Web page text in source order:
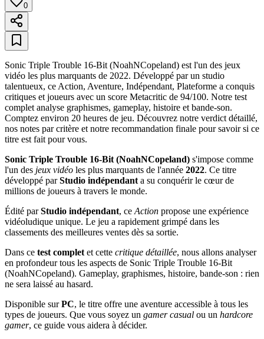
0
Sonic Triple Trouble 16-Bit (NoahNCopeland) est l'un des jeux
vidéo les plus marquants de 2022. Développé par un studio
talentueux, ce Action, Aventure, Indépendant, Plateforme a conquis
critiques et joueurs avec un score Metacritic de 94/100. Notre test
complet analyse graphismes, gameplay, histoire et bande-son.
Comptez environ 20 heures de jeu. Découvrez notre verdict détaillé,
nos notes par critère et notre recommandation finale pour savoir si ce
titre est fait pour vous.
Sonic Triple Trouble 16-Bit (NoahNCopeland) s'impose comme
l'un des jeux vidéo les plus marquants de l'année 2022. Ce titre
développé parStudio indépendant a su conquérir le cœur de
millions de joueurs à travers le monde.
Édité parStudio indépendant, ce Action propose une expérience
vidéoludique unique. Le jeu a rapidement grimpé dans les
classements des meilleures ventes dès sa sortie.
Dans ce test complet et cette critique détaillée, nous allons analyser
en profondeur tous les aspects de Sonic Triple Trouble 16-Bit
(NoahNCopeland). Gameplay, graphismes, histoire, bande-son : rien
ne sera laissé au hasard.
Disponible surPC, le titre offre une aventure accessible à tous les
types de joueurs. Que vous soyez un gamer casual ou un hardcore
gamer, ce guide vous aidera à décider.